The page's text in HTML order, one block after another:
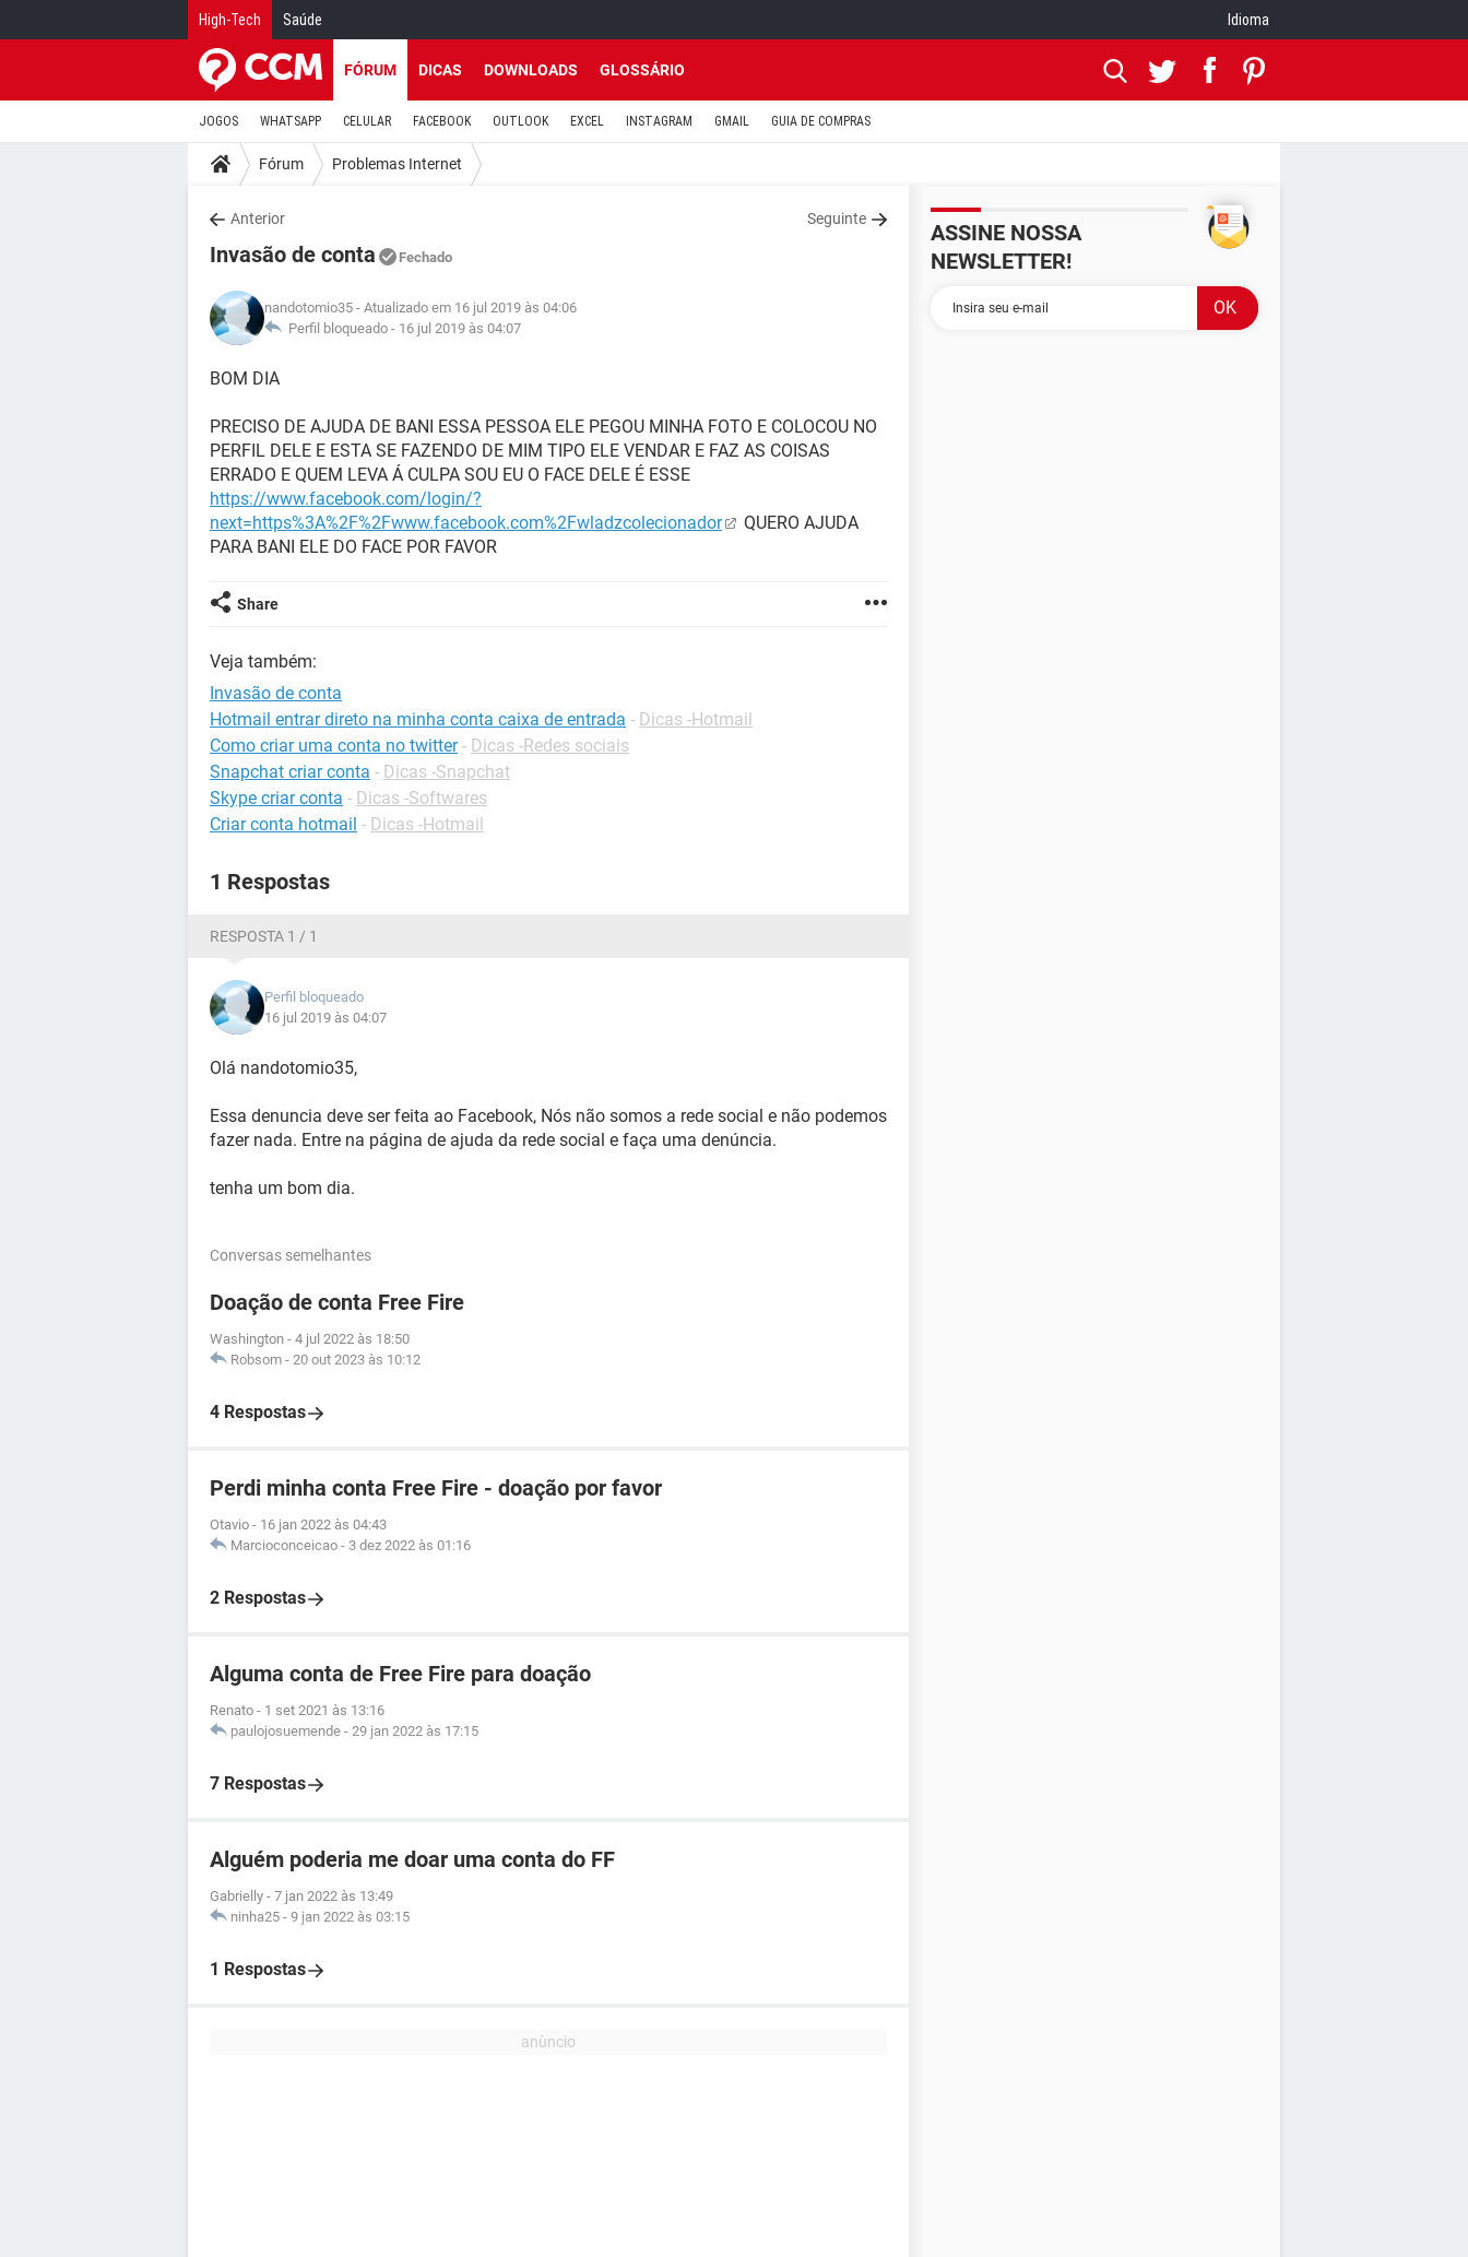
High-Tech Saúde Idioma
FÓRUM DICAS DOWNLOADS GLOSSÁRIO
JOGOS WHATSAPP CELULAR FACEBOOK OUTLOOK EXCEL INSTAGRAM GMAIL GUIA DE COMPRAS
Fórum Problemas Internet
Anterior Seguinte
Invasão de conta Fechado
nandotomio35 - Atualizado em 16 jul 2019 às 04:06
Perfil bloqueado - 16 jul 2019 às 04:07
BOM DIA
PRECISO DE AJUDA DE BANI ESSA PESSOA ELE PEGOU MINHA FOTO E COLOCOU NO
PERFIL DELE E ESTA SE FAZENDO DE MIM TIPO ELE VENDAR E FAZ AS COISAS
ERRADO E QUEM LEVA Á CULPA SOU EU O FACE DELE É ESSE
https://www.facebook.com/login/?
next=https%3A%2F%2Fwww.facebook.com%2Fwladzcolecionador
QUERO AJUDA
PARA BANI ELE DO FACE POR FAVOR
Share
Veja também:
Invasão de conta
Hotmail entrar direto na minha conta caixa de entrada - Dicas -Hotmail
Como criar uma conta no twitter - Dicas -Redes sociais
Snapchat criar conta - Dicas -Snapchat
Skype criar conta - Dicas -Softwares
Criar conta hotmail - Dicas -Hotmail
1 Respostas
RESPOSTA 1 / 1
Perfil bloqueado
16 jul 2019 às 04:07
Olá nandotomio35,
Essa denuncia deve ser feita ao Facebook, Nós não somos a rede social e não podemos
fazer nada. Entre na página de ajuda da rede social e faça uma denúncia.
tenha um bom dia.
Conversas semelhantes
Doação de conta Free Fire
Washington - 4 jul 2022 às 18:50
Robsom - 20 out 2023 às 10:12
4 Respostas
Perdi minha conta Free Fire - doação por favor
Otavio - 16 jan 2022 às 04:43
Marcioconceicao - 3 dez 2022 às 01:16
2 Respostas
Alguma conta de Free Fire para doação
Renato - 1 set 2021 às 13:16
paulojosuemende - 29 jan 2022 às 17:15
7 Respostas
Alguém poderia me doar uma conta do FF
Gabrielly - 7 jan 2022 às 13:49
ninha25 - 9 jan 2022 às 03:15
1 Respostas
ASSINE NOSSA
NEWSLETTER!